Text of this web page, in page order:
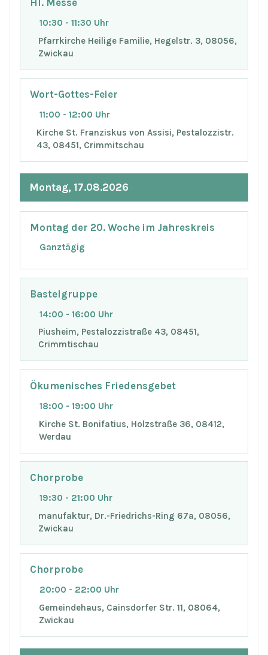
Hl. Messe
10:30 - 11:30 Uhr
Pfarrkirche Heilige Familie, Hegelstr. 3, 08056,
Zwickau
Wort-Gottes-Feier
11:00 - 12:00 Uhr
Kirche St. Franziskus von Assisi, Pestalozzistr.
43, 08451, Crimmitschau
Montag, 17.08.2026
Montag der 20. Woche im Jahreskreis
Ganztägig
Bastelgruppe
14:00 - 16:00 Uhr
Piusheim, Pestalozzistraße 43, 08451,
Crimmtischau
Ökumenisches Friedensgebet
18:00 - 19:00 Uhr
Kirche St. Bonifatius, Holzstraße 36, 08412,
Werdau
Chorprobe
19:30 - 21:00 Uhr
manufaktur, Dr.-Friedrichs-Ring 67a, 08056,
Zwickau
Chorprobe
20:00 - 22:00 Uhr
Gemeindehaus, Cainsdorfer Str. 11, 08064,
Zwickau